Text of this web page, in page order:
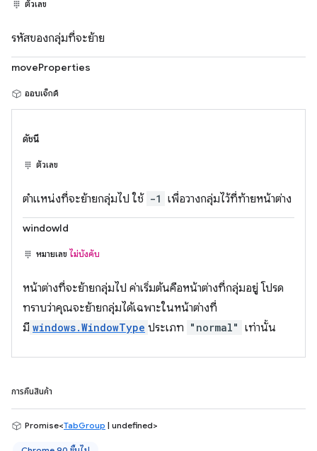
ตัวเลข
รหัสของกลุ่มที่จะย้าย
moveProperties
ออบเจ็กต์
ดัชนี
ตัวเลข
ตำแหน่งที่จะย้ายกลุ่มไป ใช้ -1 เพื่อวางกลุ่มไว้ที่ท้ายหน้าต่าง
windowId
หมายเลข ไม่บังคับ
หน้าต่างที่จะย้ายกลุ่มไป ค่าเริ่มต้นคือหน้าต่างที่กลุ่มอยู่ โปรด
ทราบว่าคุณจะย้ายกลุ่มได้เฉพาะในหน้าต่างที่
มี windows.WindowType ประเภท "normal" เท่านั้น
การคืนสินค้า
Promise<TabGroup | undefined>